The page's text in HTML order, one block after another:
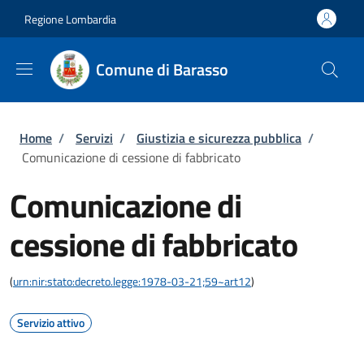
Regione Lombardia
Comune di Barasso
Briciole di pane
Home / Servizi / Giustizia e sicurezza pubblica /
Comunicazione di cessione di fabbricato
Comunicazione di
cessione di fabbricato
(urn:nir:stato:decreto.legge:1978-03-21;59~art12)
Servizio attivo